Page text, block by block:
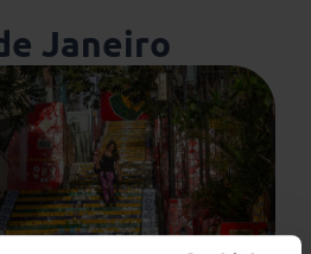
Janeiro